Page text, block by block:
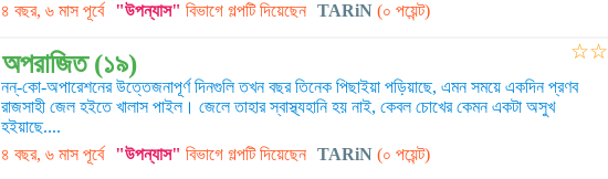
৪ বছর, ৬ মাস পূর্বে "উপন্যাস" বিভাগে গল্পটি দিয়েছেন TARiN(০ পয়েন্ট)
অপরাজিত (১৯)
নন্-কো-অপারেশনের উত্তেজনাপূর্ণ দিনগুলি তখন বছর তিনেক পিছাইয়া পড়িয়াছে, এমন সময়ে একদিন প্রণব
রাজসাহী জেল হইতে খালাস পাইল। জেলে তাহার স্বাস্থ্যহানি হয় নাই, কেবল চোখের কেমন একটা অসুখ
হইয়াছে....
৪ বছর, ৬ মাস পূর্বে "উপন্যাস" বিভাগে গল্পটি দিয়েছেন TARiN(০ পয়েন্ট)
☆☆